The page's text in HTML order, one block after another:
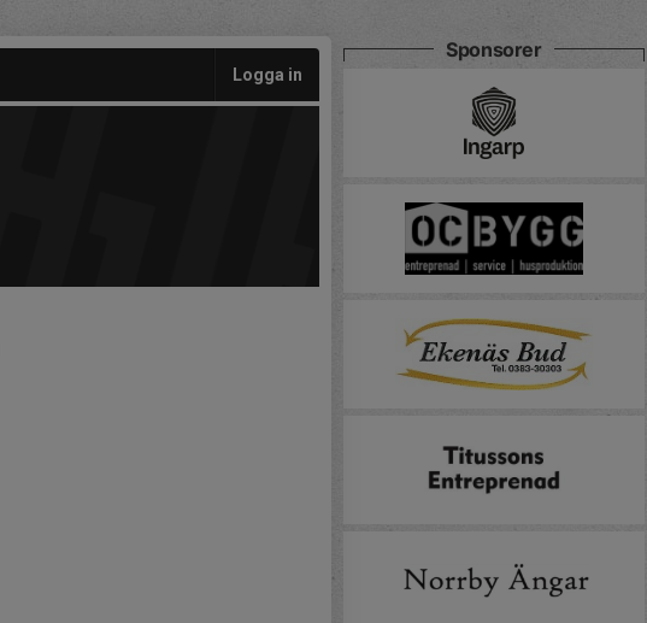
Logga in
Sponsorer